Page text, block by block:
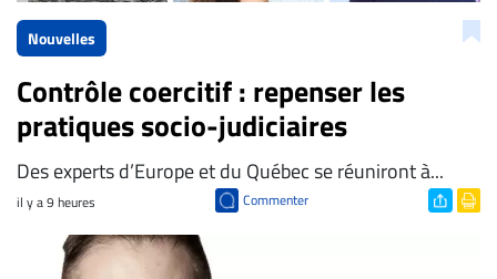
Nouvelles
Contrôle coercitif : repenser les
pratiques socio-judiciaires
Des experts d’Europe et du Québec se réuniront à...
il y a 9 heures Commenter